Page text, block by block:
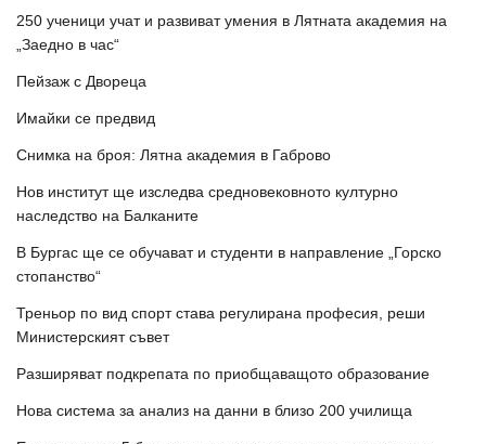
250 ученици учат и развиват умения в Лятната академия на
„Заедно в час“
Пейзаж с Двореца
Имайки се предвид
Снимка на броя: Лятна академия в Габрово
Нов институт ще изследва средновековното културно
наследство на Балканите
В Бургас ще се обучават и студенти в направление „Горско
стопанство“
Треньор по вид спорт става регулирана професия, реши
Министерският съвет
Разширяват подкрепата по приобщаващото образование
Нова система за анализ на данни в близо 200 училища